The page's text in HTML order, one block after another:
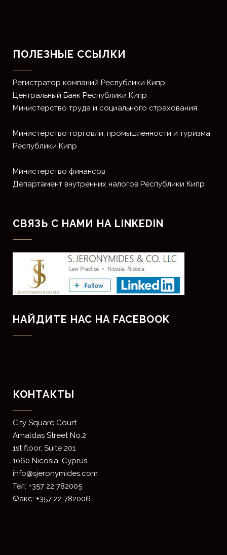
ПОЛЕЗНЫЕ ССЫЛКИ
Регистратор компаний Республики Кипр
Центральный Банк Республики Кипр
Министерство труда и социального страхования
Министерство торговли, промышленности и туризма
Республики Кипр
Министерство финансов
Департамент внутренних налогов Республики Кипр
СВЯЗЬ С НАМИ НА LINKEDIN
НАЙДИТЕ НАС НА FACEBOOK
КОНТАКТЫ
​City Square Court
​Arnaldas Street No.2
1st floor, Suite 201
1060 Nicosia, Cyprus
info@sjeronymides.com
Тел: +357 22 782005
Факс: +357 22 782006